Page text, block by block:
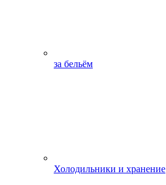
за бельём
Холодильники и хранение